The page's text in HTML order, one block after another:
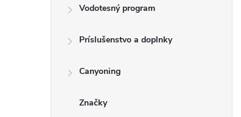
Vodotesný program
Príslušenstvo a doplnky
Canyoning
Značky